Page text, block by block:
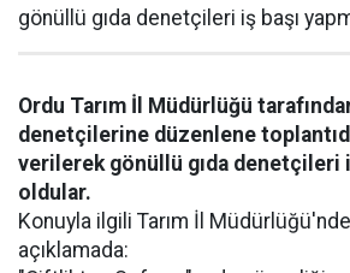
gönüllü gıda denetçileri iş başı
Ordu Tarım İl Müdürlüğü
denetçilerine düzenlene
verilerek gönüllü gıda denetçileri
oldular.
Konuyla ilgili Tarım İl
açıklamada: